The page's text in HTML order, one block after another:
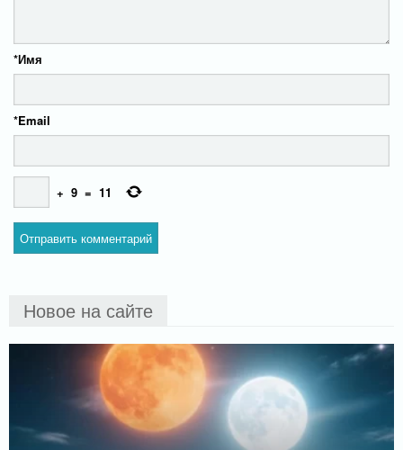
Имя
*
Email
*
+ 9 = 11
Новое на сайте